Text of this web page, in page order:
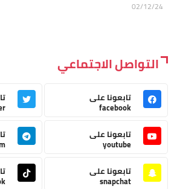
02/12/24
التواصل الاجتماعي
تابعونا على
facebook
تابعونا على
youtube
تابعونا على
snapchat